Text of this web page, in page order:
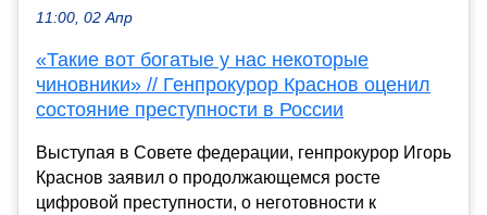
11:00, 02 Апр
«Такие вот богатые у нас некоторые
чиновники» // Генпрокурор Краснов оценил
состояние преступности в России
Выступая в Совете федерации, генпрокурор Игорь
Краснов заявил о продолжающемся росте
цифровой преступности, о неготовности к